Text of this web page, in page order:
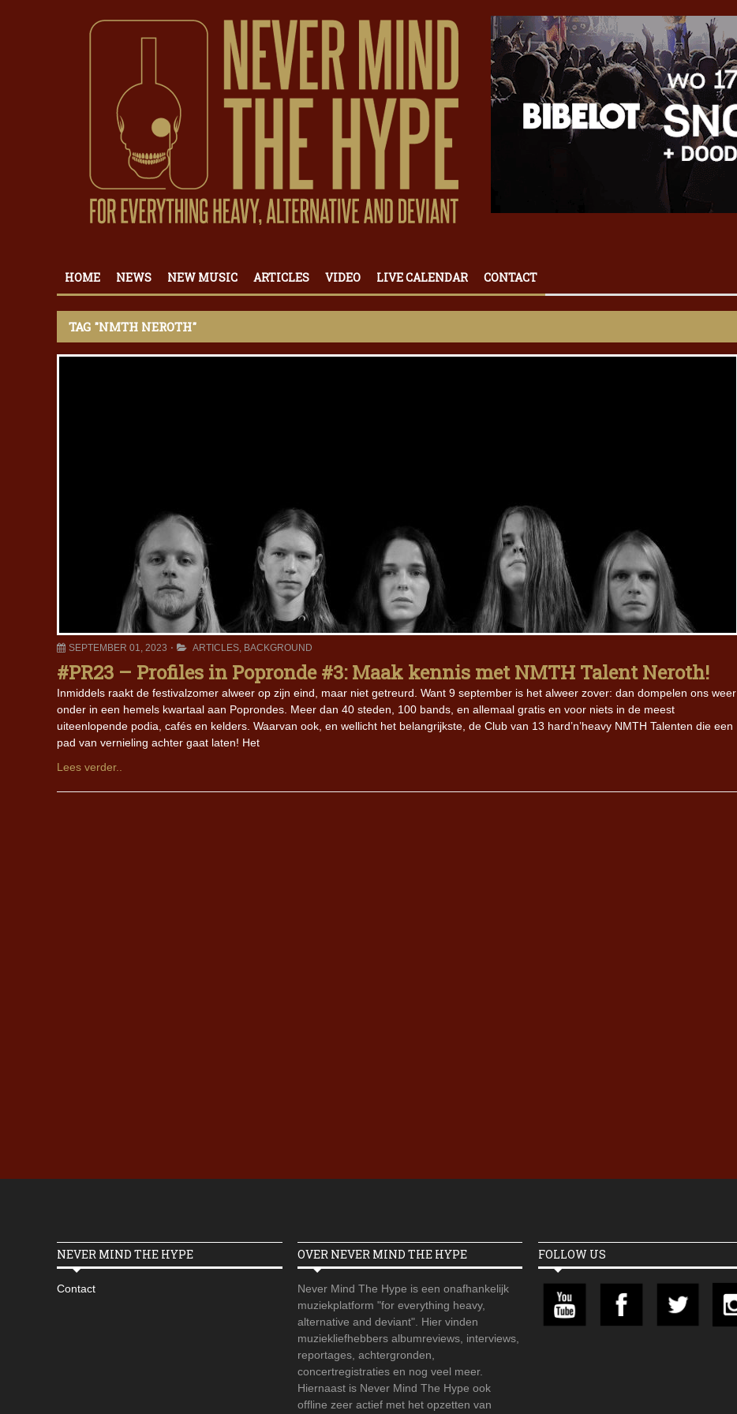
HOME NEWS NEW MUSIC ARTICLES VIDEO LIVE CALENDAR CONTACT
TAG "NMTH NEROTH"
SEPTEMBER 01, 2023 ARTICLES, BACKGROUND
#PR23 – Profiles in Popronde #3: Maak kennis met NMTH Talent Neroth!
Inmiddels raakt de festivalzomer alweer op zijn eind, maar niet getreurd. Want 9 september is het alweer zover: dan dompelen ons weer
onder in een hemels kwartaal aan Poprondes. Meer dan 40 steden, 100 bands, en allemaal gratis en voor niets in de meest
uiteenlopende podia, cafés en kelders. Waarvan ook, en wellicht het belangrijkste, de Club van 13 hard’n’heavy NMTH Talenten die een
pad van vernieling achter gaat laten! Het
Lees verder..
NEVER MIND THE HYPE
Contact
OVER NEVER MIND THE HYPE
Never Mind The Hype is een onafhankelijk
muziekplatform "for everything heavy,
alternative and deviant". Hier vinden
muziekliefhebbers albumreviews, interviews,
reportages, achtergronden,
concertregistraties en nog veel meer.
Hiernaast is Never Mind The Hype ook
offline zeer actief met het opzetten van
FOLLOW US